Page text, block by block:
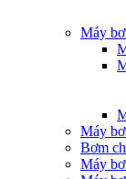
Máy
Máy
Bơm
Máy